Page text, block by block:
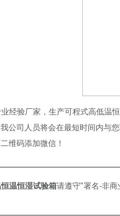
经验厂家，生产可程式高低温
公司人员将会在最短时间内与
维码添加微信！
温恒湿试验箱请遵守"署名-非